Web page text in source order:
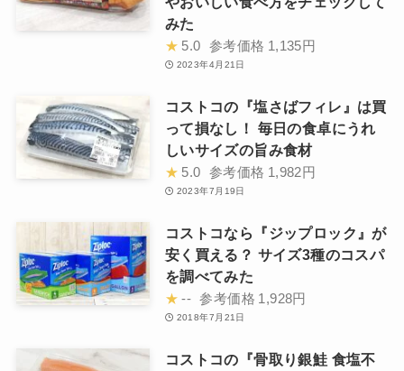
みた
★ 5.0 参考価格 1,135円
2023年4月21日
コストコの『塩さばフィレ』は買
って損なし！ 毎日の食卓にうれ
しいサイズの旨み食材
★ 5.0 参考価格 1,982円
2023年7月19日
コストコなら『ジップロック』が
安く買える？ サイズ3種のコスパ
を調べてみた
★ -- 参考価格 1,928円
2018年7月21日
コストコの『骨取り銀鮭 食塩不